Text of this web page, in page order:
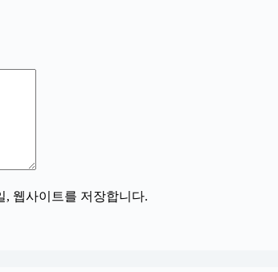
, 웹사이트를 저장합니다.